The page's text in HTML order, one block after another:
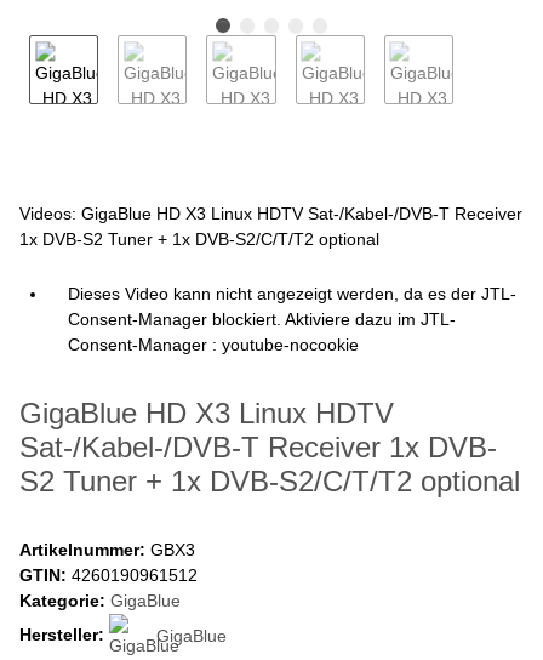
Videos: GigaBlue HD X3 Linux HDTV Sat-/Kabel-/DVB-T Receiver
1x DVB-S2 Tuner + 1x DVB-S2/C/T/T2 optional
Dieses Video kann nicht angezeigt werden, da es der JTL-
Consent-Manager blockiert. Aktiviere dazu im JTL-
Consent-Manager : youtube-nocookie
GigaBlue HD X3 Linux HDTV
Sat-/Kabel-/DVB-T Receiver 1x DVB-
S2 Tuner + 1x DVB-S2/C/T/T2 optional
Artikelnummer: GBX3
GTIN: 4260190961512
Kategorie: GigaBlue
Hersteller:
GigaBlue